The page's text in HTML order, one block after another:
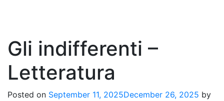
Gli indifferenti –
Letteratura
Posted on September 11, 2025December 26, 2025 by